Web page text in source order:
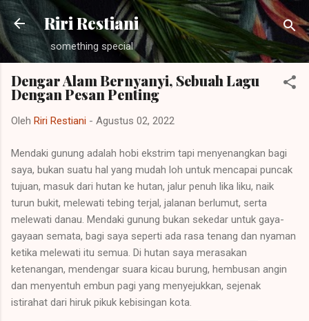
Langsung ke konten utama
Riri Restiani
something special
Dengar Alam Bernyanyi, Sebuah Lagu
Dengan Pesan Penting
Oleh Riri Restiani - Agustus 02, 2022
Mendaki gunung adalah hobi ekstrim tapi menyenangkan bagi
saya, bukan suatu hal yang mudah loh untuk mencapai puncak
tujuan, masuk dari hutan ke hutan, jalur penuh lika liku, naik
turun bukit, melewati tebing terjal, jalanan berlumut, serta
melewati danau. Mendaki gunung bukan sekedar untuk gaya-
gayaan semata, bagi saya seperti ada rasa tenang dan nyaman
ketika melewati itu semua. Di hutan saya merasakan
ketenangan, mendengar suara kicau burung, hembusan angin
dan menyentuh embun pagi yang menyejukkan, sejenak
istirahat dari hiruk pikuk kebisingan kota.